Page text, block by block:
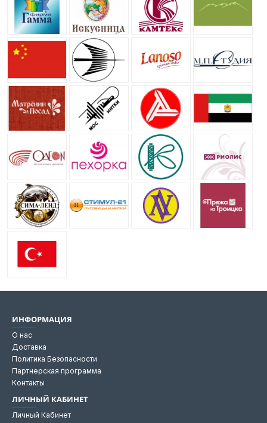
ИНФОРМАЦИЯ
О нас
Доставка
Политика Безопасности
Партнерская программа
Контакты
ЛИЧНЫЙ КАБИНЕТ
Личный Кабинет